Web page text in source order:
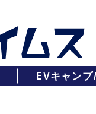
EVキャン